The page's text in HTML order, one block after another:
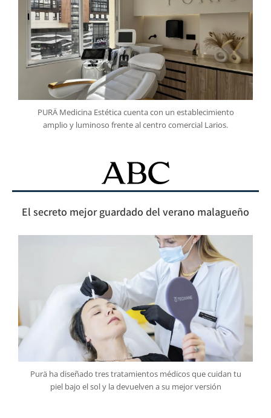
PURÄ Medicina Estética cuenta con un establecimiento
amplio y luminoso frente al centro comercial Larios.
El secreto mejor guardado del verano malagueño
Purä ha diseñado tres tratamientos médicos que cuidan tu
piel bajo el sol y la devuelven a su mejor versión